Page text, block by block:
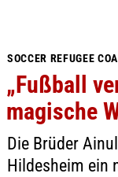
SOCCER REFUGEE
„Fußball
magische
Die Brüder
Hildesheim ein